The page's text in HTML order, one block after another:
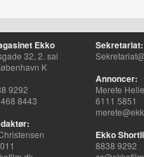
Ekko
32, 2. sal
K
9292
8443
Sekretariat:
Annoncer:
Merete
6111 5851
Ekko
8838 9292